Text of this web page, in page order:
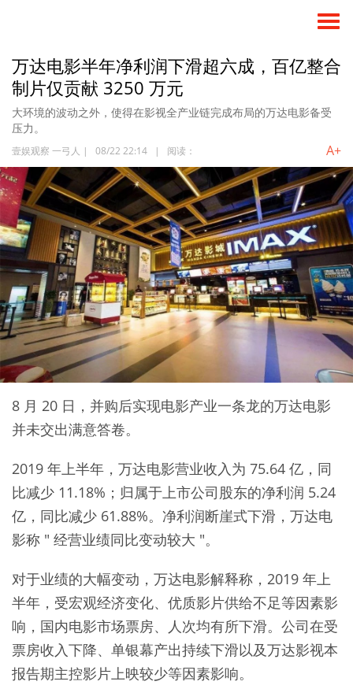
​万达电影半年净利润下滑超六成，百亿整合
制片仅贡献 3250 万元
大环境的波动之外，使得在影视全产业链完成布局的万达电影备受
压力。
壹娱观察 一弓人 | 08/22 22:14 | 阅读： A+
8 月 20 日，并购后实现电影产业一条龙的万达电影
并未交出满意答卷。
2019 年上半年，万达电影营业收入为 75.64 亿，同
比减少 11.18%；归属于上市公司股东的净利润 5.24
亿，同比减少 61.88%。净利润断崖式下滑，万达电
影称 " 经营业绩同比变动较大 "。
对于业绩的大幅变动，万达电影解释称，2019 年上
半年，受宏观经济变化、优质影片供给不足等因素影
响，国内电影市场票房、人次均有所下滑。公司在受
票房收入下降、单银幕产出持续下滑以及万达影视本
报告期主控影片上映较少等因素影响。